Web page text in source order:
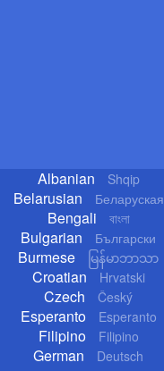
Albanian Shqip
Belarusian Беларуская
Bengali বাংলা
Bulgarian Български
Burmese မြန်မာဘာသာ
Croatian Hrvatski
Czech Český
Esperanto Esperanto
Filipino Filipino
German Deutsch